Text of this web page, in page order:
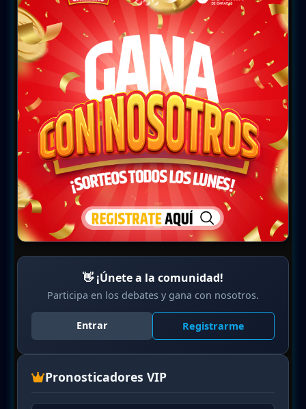
👋 ¡Únete a la comunidad!
Participa en los debates y gana con nosotros.
Entrar Registrarme
Pronosticadores VIP